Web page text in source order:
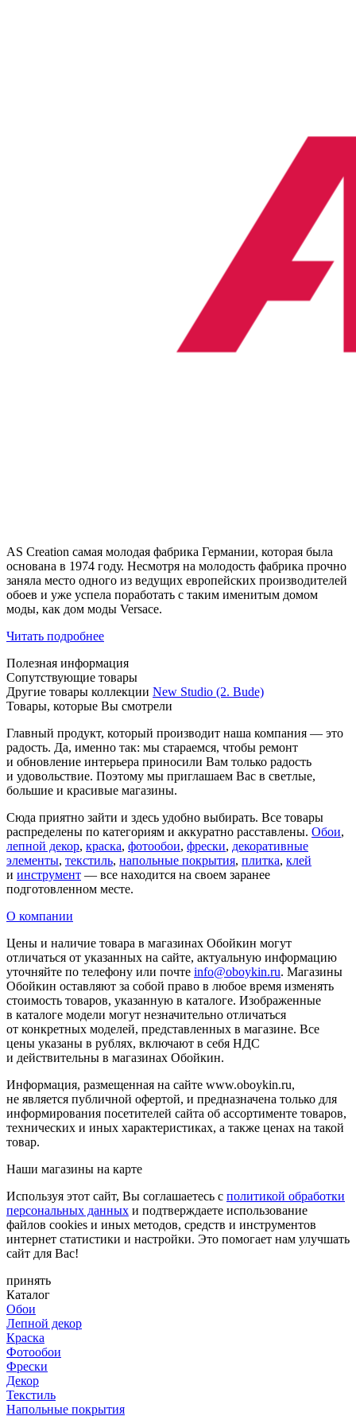
AS Creation самая молодая фабрика Германии, которая была
основана в 1974 году. Несмотря на молодость фабрика прочно
заняла место одного из ведущих европейских производителей
обоев и уже успела поработать с таким именитым домом
моды, как дом моды Versace.
Читать подробнее
Полезная информация
Сопутствующие товары
Другие товары коллекции New Studio (2. Bude)
Товары, которые Вы смотрели
Главный продукт, который производит наша компания — это
радость. Да, именно так: мы стараемся, чтобы ремонт
и обновление интерьера приносили Вам только радость
и удовольствие. Поэтому мы приглашаем Вас в светлые,
большие и красивые магазины.
Сюда приятно зайти и здесь удобно выбирать. Все товары
распределены по категориям и аккуратно расставлены. Обои,
лепной декор, краска, фотообои, фрески, декоративные
элементы, текстиль, напольные покрытия, плитка, клей
и инструмент — все находится на своем заранее
подготовленном месте.
О компании
Цены и наличие товара в магазинах Обойкин могут
отличаться от указанных на сайте, актуальную информацию
уточняйте по телефону или почте info@oboykin.ru. Магазины
Обойкин оставляют за собой право в любое время изменять
стоимость товаров, указанную в каталоге. Изображенные
в каталоге модели могут незначительно отличаться
от конкретных моделей, представленных в магазине. Все
цены указаны в рублях, включают в себя НДС
и действительны в магазинах Обойкин.
Информация, размещенная на сайте www.oboykin.ru,
не является публичной офертой, и предназначена только для
информирования посетителей сайта об ассортименте товаров,
технических и иных характеристиках, а также ценах на такой
товар.
Наши магазины на карте
Используя этот сайт, Вы соглашаетесь с политикой обработки
персональных данных и подтверждаете использование
файлов cookies и иных методов, средств и инструментов
интернет статистики и настройки. Это помогает нам улучшать
сайт для Вас!
принять
Каталог
Обои
Лепной декор
Краска
Фотообои
Фрески
Декор
Текстиль
Напольные покрытия